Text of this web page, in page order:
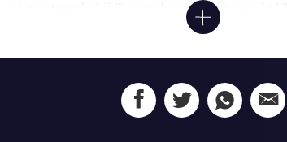
Tussen dag en nacht
wekelijks rondom een bepaald thema drie
Meijer] zijn gasten tot loslippigheid tracht te
een hoog tempo af te dwingen, daar brengt